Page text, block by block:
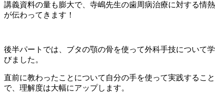
講義資料の量も膨大で、寺嶋先生の歯周病治療に対する情熱
が伝わってきます！
後半パートでは、ブタの顎の骨を使って外科手技について学
びました。
直前に教わったことについて自分の手を使って実践すること
で、理解度は大幅にアップします。